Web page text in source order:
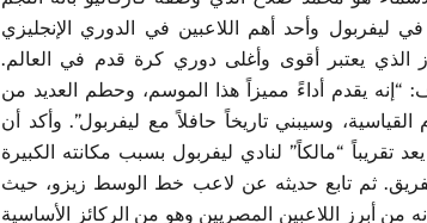
في ليفربول وأحد أهم اللاعبين في الدوري الإنجليزي
الذي يعتبر أقوى وأغلى دوري كرة قدم في العالم.
“إنه يقدم أداءً مميزاً هذا الموسم، وحطم العديد من
القياسية، وسيبني تاريخاً حافلاً مع ليفربول”. وأكد أن
تقريباً “مالكاً” لنادي ليفربول بسبب مكانته الكبيرة
ثم تابع حديثه عن لاعب خط الوسط زيزو، حيث
من أبرز اللاعبين المصريين وهو من الركائز الأساسية